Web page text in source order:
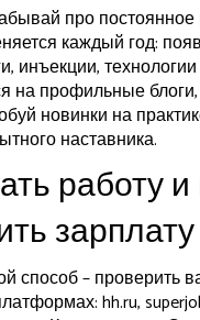
про постоянное
каждый год:
инъекции,
на профильные
новинки на
наставника.
работу и
зарплату
способ – проверить
hh.ru,